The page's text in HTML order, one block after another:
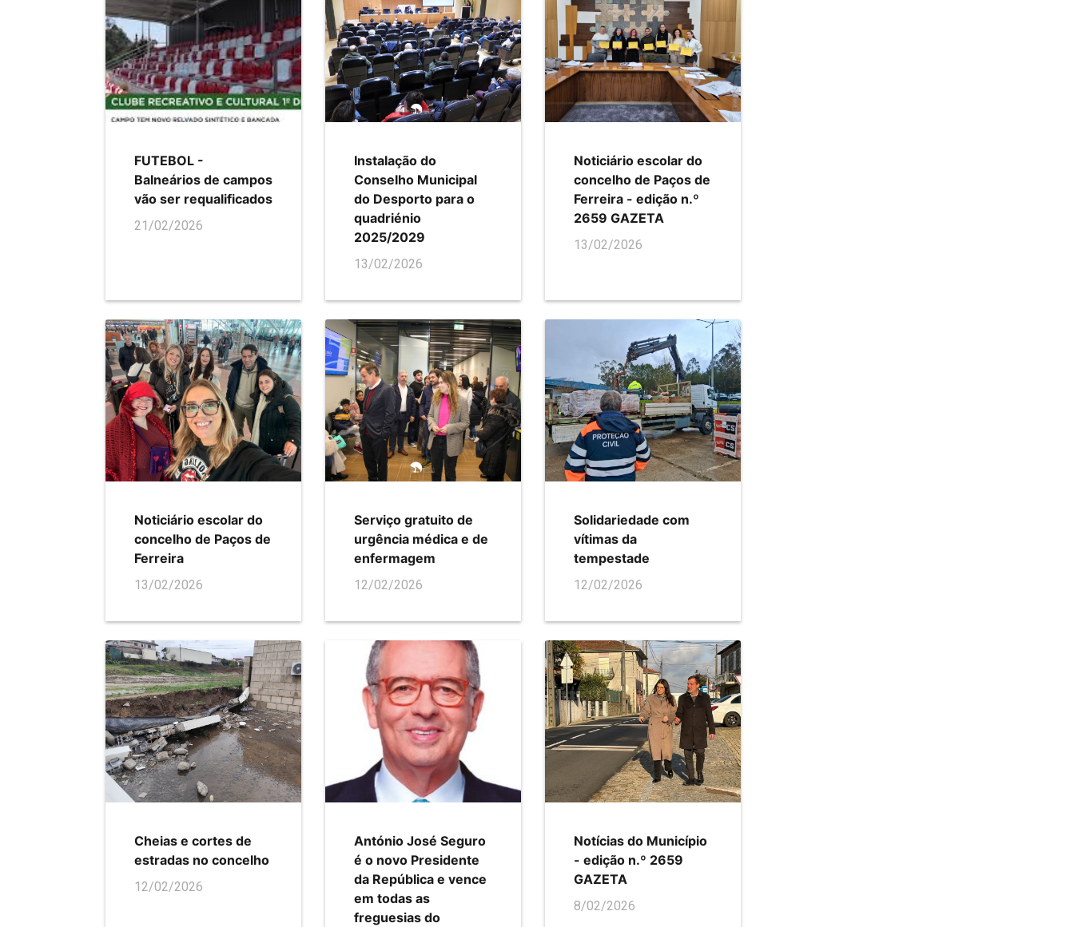
FUTEBOL -
Balneários de campos
vão ser requalificados
21/02/2026
Instalação do
Conselho Municipal
do Desporto para o
quadriénio
2025/2029
13/02/2026
Noticiário escolar do
concelho de Paços de
Ferreira - edição n.º
2659 GAZETA
13/02/2026
Noticiário escolar do
concelho de Paços de
Ferreira
13/02/2026
Serviço gratuito de
urgência médica e de
enfermagem
12/02/2026
Solidariedade com
vítimas da
tempestade
12/02/2026
Cheias e cortes de
estradas no concelho
12/02/2026
António José Seguro
é o novo Presidente
da República e vence
em todas as
freguesias do
Notícias do Município
- edição n.º 2659
GAZETA
8/02/2026